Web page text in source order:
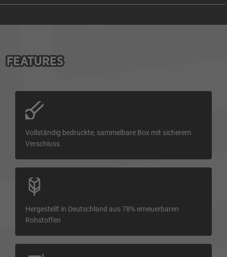
FEATURES
Vollständig bedruckte, sammelbare Box mit sicherem
Verschluss
Hergestellt in Deutschland aus 78% erneuerbaren
Rohstoffen